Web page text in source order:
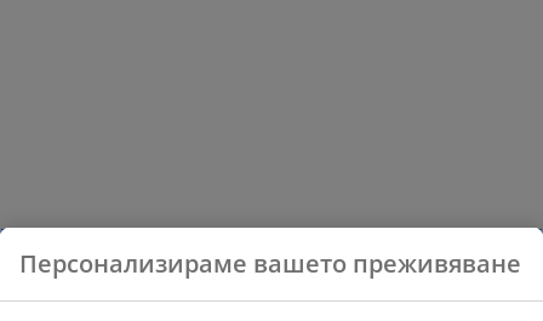
Персонализираме вашето преживяване